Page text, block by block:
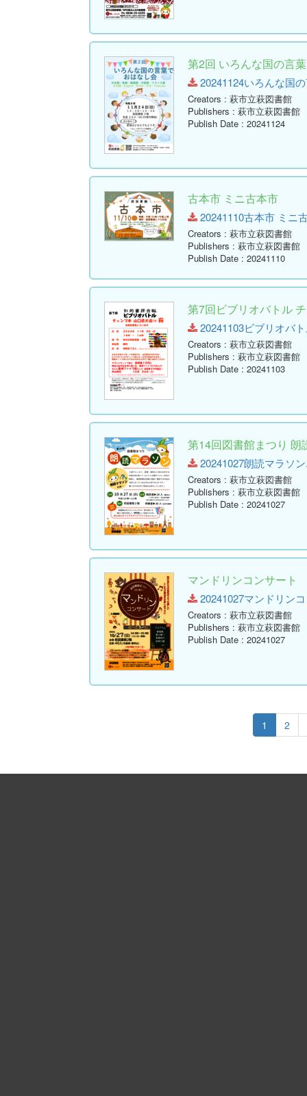
第2回 いろんな国の言
20241124いろんな国
Creators : 萩市立萩図書館
Publishers : 萩市立萩図書館
Publish Date : 20241124
古本市 ミニ古本市
20241110古本市 ミニ
Creators : 萩市立萩図書館
Publishers : 萩市立萩図書館
Publish Date : 20241110
第7回ビブリオバトル
20241103ビブリオバ
Creators : 萩市立萩図書館
Publishers : 萩市立萩図書館
Publish Date : 20241103
第14回図書館まつり 朗
20241027朗読マラソ
Creators : 萩市立萩図書館
Publishers : 萩市立萩図書館
Publish Date : 20241027
マンドリンコンサート
20241027マンドリン
Creators : 萩市立萩図書館
Publishers : 萩市立萩図書館
Publish Date : 20241027
1 2